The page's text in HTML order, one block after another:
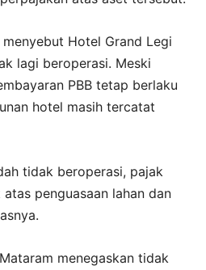
Hotel Grand Legi
lagi beroperasi. Meski
PBB tetap berlaku
hotel masih tercatat
tidak beroperasi, pajak
penguasaan lahan dan
menegaskan tidak